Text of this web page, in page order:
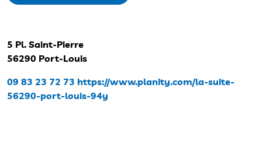
5 Pl. Saint-Pierre
56290 Port-Louis
09 83 23 72 73 https://www.planity.com/la-suite-
56290-port-louis-94y